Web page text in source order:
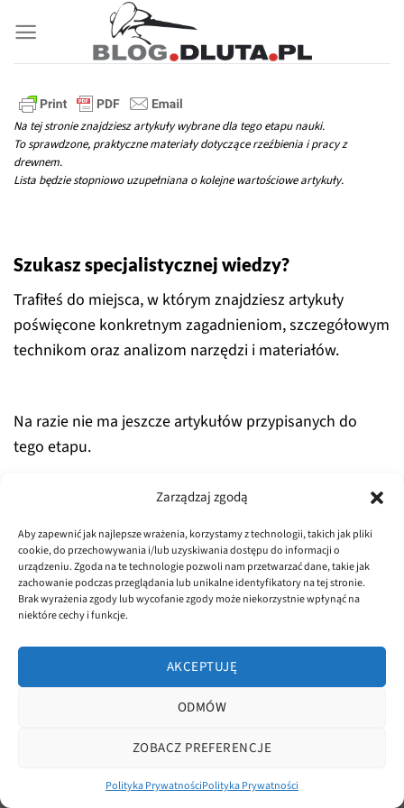
Zarządzaj zgodą
Aby zapewnić jak najlepsze wrażenia, korzystamy z technologii, takich jak pliki
cookie, do przechowywania i/lub uzyskiwania dostępu do informacji o
urządzeniu. Zgoda na te technologie pozwoli nam przetwarzać dane, takie jak
zachowanie podczas przeglądania lub unikalne identyfikatory na tej stronie.
Brak wyrażenia zgody lub wycofanie zgody może niekorzystnie wpłynąć na
niektóre cechy i funkcje.
AKCEPTUJĘ
ODMÓW
ZOBACZ PREFERENCJE
Polityka PrywatnościPolityka Prywatności
do
zawartości
Na tej stronie znajdziesz artykuły wybrane dla tego etapu nauki.
To sprawdzone, praktyczne materiały dotyczące rzeźbienia i pracy z
drewnem.
Lista będzie stopniowo uzupełniana o kolejne wartościowe artykuły.
Szukasz specjalistycznej wiedzy?
Trafiłeś do miejsca, w którym znajdziesz artykuły
poświęcone konkretnym zagadnieniom, szczegółowym
technikom oraz analizom narzędzi i materiałów.
Na razie nie ma jeszcze artykułów przypisanych do
tego etapu.
POLITYKA PRYWATNOŚCI REGULAMIN
Copyright 2026 ©dluta.pl
asystentwsieci.pl